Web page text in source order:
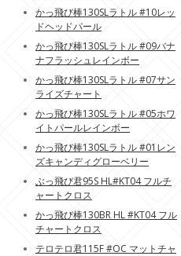
かっ飛び棒130SLラトル #10レッ
ドヘッドパール
かっ飛び棒130SLラトル #09バナ
ナフラッシュレインボー
かっ飛び棒130SLラトル #07サン
ライズチャート
かっ飛び棒130SLラトル #05ホワ
イトパールレインボー
かっ飛び棒130SLラトル #01レン
ズキャンディグローベリー
ぶっ飛び君95S HL#KT04 フルチ
ャートクロス
かっ飛び棒130BR HL #KT04 フル
チャートクロス
テロテロ君115F #OC マットチャ